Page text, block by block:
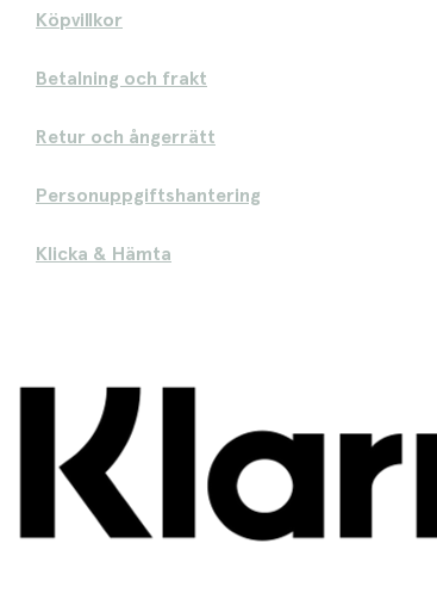
Köpvillkor
Betalning och frakt
Retur och ångerrätt
Personuppgiftshantering
Klicka & Hämta